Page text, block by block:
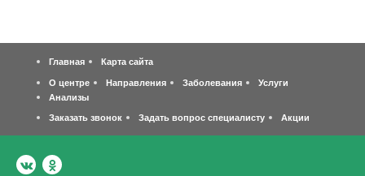
Главная
Карта сайта
О центре
Направления Заболевания
Услуги
Анализы
Заказать звонок
Задать вопрос специалисту Акции